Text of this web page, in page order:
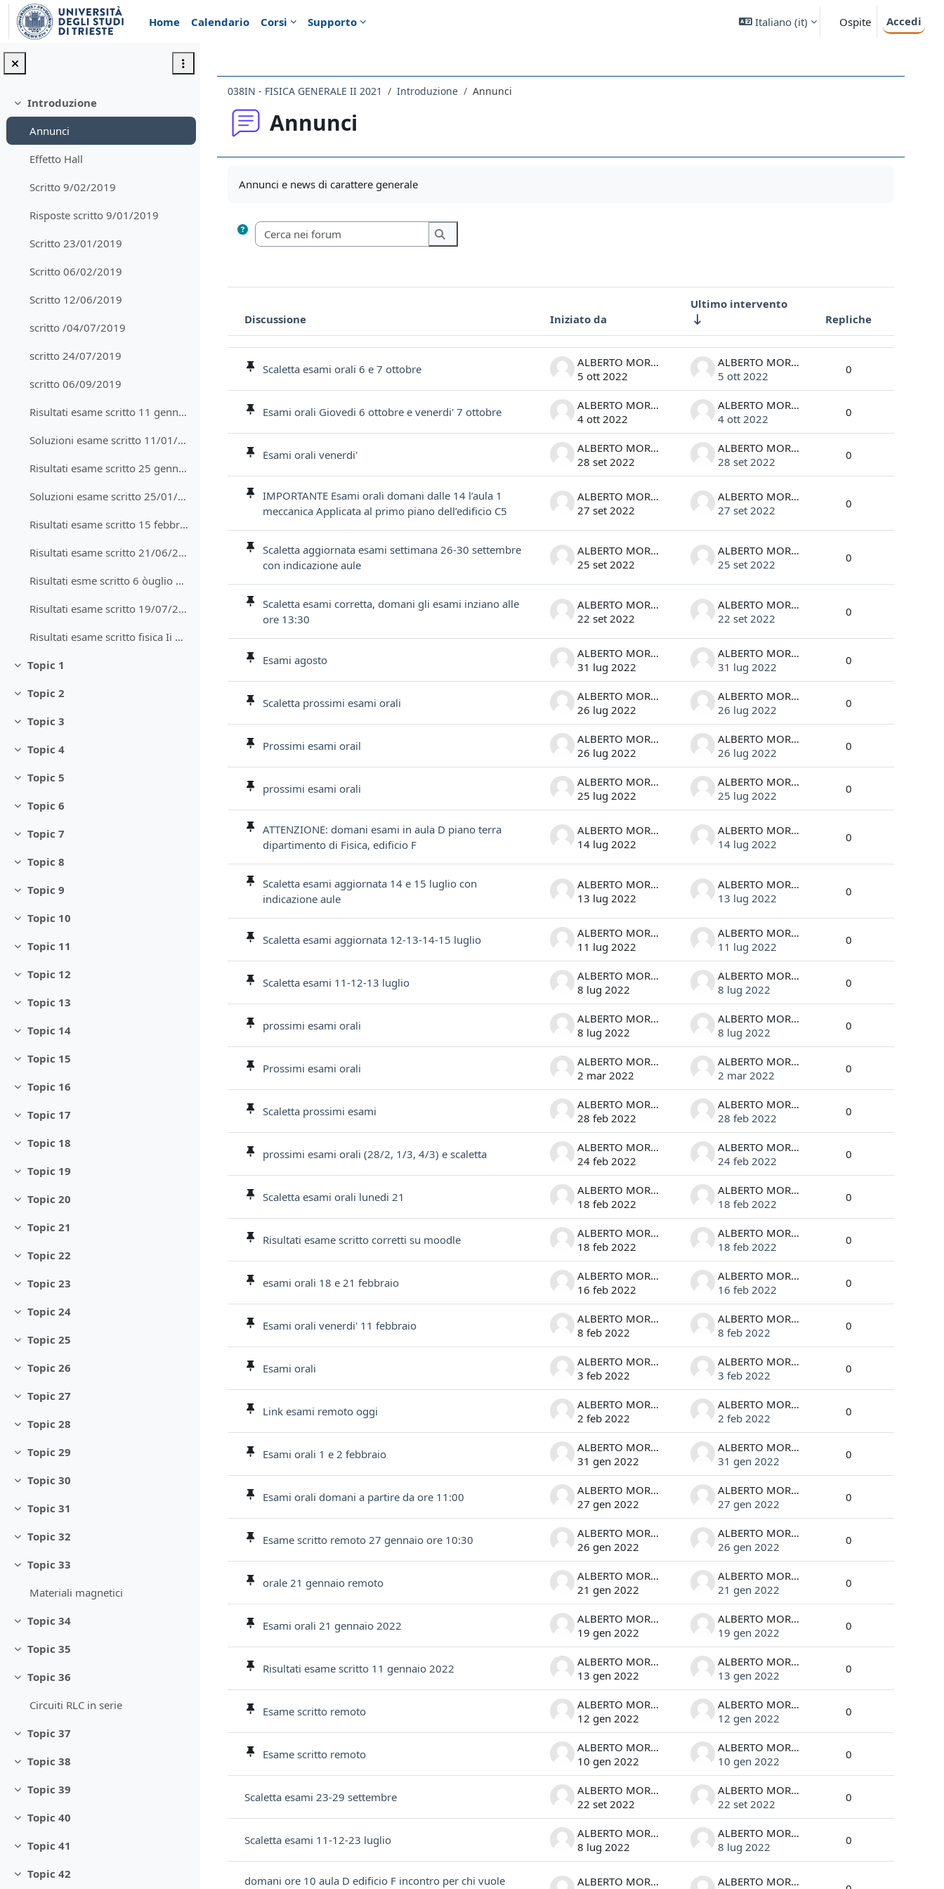
Vai al contenuto principale
Home
Calendario Corsi Supporto Italiano ‎(it)‎ Ospite Accedi
Minimizza
Introduzione
Annunci
Effetto Hall
Scritto 9/02/2019
Risposte scritto 9/01/2019
Scritto 23/01/2019
Scritto 06/02/2019
Scritto 12/06/2019
scritto /04/07/2019
scritto 24/07/2019
scritto 06/09/2019
Risultati esame scritto 11 gennaio 2022
Soluzioni esame scritto 11/01/2022
Risultati esame scritto 25 gennaio 2022
Soluzioni esame scritto 25/01/2022
Risultati esame scritto 15 febbraio 2022
Risultati esame scritto 21/06/2022
Risultati esme scritto 6 òuglio 2022
Risultati esame scritto 19/07/2022
Risultati esame scritto fisica Ii 14/09/2022
Minimizza
Topic 1
Minimizza
Topic 2
Minimizza
Topic 3
Minimizza
Topic 4
Minimizza
Topic 5
Minimizza
Topic 6
Minimizza
Topic 7
Minimizza
Topic 8
Minimizza
Topic 9
Minimizza
Topic 10
Minimizza
Topic 11
Minimizza
Topic 12
Minimizza
Topic 13
Minimizza
Topic 14
Minimizza
Topic 15
Minimizza
Topic 16
Minimizza
Topic 17
Minimizza
Topic 18
Minimizza
Topic 19
Minimizza
Topic 20
Minimizza
Topic 21
Minimizza
Topic 22
Minimizza
Topic 23
Minimizza
Topic 24
Minimizza
Topic 25
Minimizza
Topic 26
Minimizza
Topic 27
Minimizza
Topic 28
Minimizza
Topic 29
Minimizza
Topic 30
Minimizza
Topic 31
Minimizza
Topic 32
Minimizza
Topic 33
Materiali magnetici
Minimizza
Topic 34
Minimizza
Topic 35
Minimizza
Topic 36
Circuiti RLC in serie
Minimizza
Topic 37
Minimizza
Topic 38
Minimizza
Topic 39
Minimizza
Topic 40
Minimizza
Topic 41
Minimizza
Topic 42
038IN - FISICA GENERALE II 2021 Introduzione Annunci
Annunci
Annunci e news di carattere generale
Cerca nei forum
Cerca nei forum
Stato
Discussione Iniziato da
Ultimo intervento
Repliche
Azioni
Scaletta esami orali 6 e 7 ottobre
ALBERTO MORGANTE
5 ott 2022
ALBERTO MORGANTE
5 ott 2022
0
Esami orali Giovedi 6 ottobre e venerdi' 7 ottobre
ALBERTO MORGANTE
4 ott 2022
ALBERTO MORGANTE
4 ott 2022
0
Esami orali venerdi'
ALBERTO MORGANTE
28 set 2022
ALBERTO MORGANTE
28 set 2022
0
IMPORTANTE Esami orali domani dalle 14 l’aula 1
meccanica Applicata al primo piano dell’edificio C5
ALBERTO MORGANTE
27 set 2022
ALBERTO MORGANTE
27 set 2022
0
Scaletta aggiornata esami settimana 26-30 settembre
con indicazione aule
ALBERTO MORGANTE
25 set 2022
ALBERTO MORGANTE
25 set 2022
0
Scaletta esami corretta, domani gli esami inziano alle
ore 13:30
ALBERTO MORGANTE
22 set 2022
ALBERTO MORGANTE
22 set 2022
0
Esami agosto
ALBERTO MORGANTE
31 lug 2022
ALBERTO MORGANTE
31 lug 2022
0
Scaletta prossimi esami orali
ALBERTO MORGANTE
26 lug 2022
ALBERTO MORGANTE
26 lug 2022
0
Prossimi esami orail
ALBERTO MORGANTE
26 lug 2022
ALBERTO MORGANTE
26 lug 2022
0
prossimi esami orali
ALBERTO MORGANTE
25 lug 2022
ALBERTO MORGANTE
25 lug 2022
0
ATTENZIONE: domani esami in aula D piano terra
dipartimento di Fisica, edificio F
ALBERTO MORGANTE
14 lug 2022
ALBERTO MORGANTE
14 lug 2022
0
Scaletta esami aggiornata 14 e 15 luglio con
indicazione aule
ALBERTO MORGANTE
13 lug 2022
ALBERTO MORGANTE
13 lug 2022
0
Scaletta esami aggiornata 12-13-14-15 luglio
ALBERTO MORGANTE
11 lug 2022
ALBERTO MORGANTE
11 lug 2022
0
Scaletta esami 11-12-13 luglio
ALBERTO MORGANTE
8 lug 2022
ALBERTO MORGANTE
8 lug 2022
0
prossimi esami orali
ALBERTO MORGANTE
8 lug 2022
ALBERTO MORGANTE
8 lug 2022
0
Prossimi esami orali
ALBERTO MORGANTE
2 mar 2022
ALBERTO MORGANTE
2 mar 2022
0
Scaletta prossimi esami
ALBERTO MORGANTE
28 feb 2022
ALBERTO MORGANTE
28 feb 2022
0
prossimi esami orali (28/2, 1/3, 4/3) e scaletta
ALBERTO MORGANTE
24 feb 2022
ALBERTO MORGANTE
24 feb 2022
0
Scaletta esami orali lunedi 21
ALBERTO MORGANTE
18 feb 2022
ALBERTO MORGANTE
18 feb 2022
0
Risultati esame scritto corretti su moodle
ALBERTO MORGANTE
18 feb 2022
ALBERTO MORGANTE
18 feb 2022
0
esami orali 18 e 21 febbraio
ALBERTO MORGANTE
16 feb 2022
ALBERTO MORGANTE
16 feb 2022
0
Esami orali venerdi' 11 febbraio
ALBERTO MORGANTE
8 feb 2022
ALBERTO MORGANTE
8 feb 2022
0
Esami orali
ALBERTO MORGANTE
3 feb 2022
ALBERTO MORGANTE
3 feb 2022
0
Link esami remoto oggi
ALBERTO MORGANTE
2 feb 2022
ALBERTO MORGANTE
2 feb 2022
0
Esami orali 1 e 2 febbraio
ALBERTO MORGANTE
31 gen 2022
ALBERTO MORGANTE
31 gen 2022
0
Esami orali domani a partire da ore 11:00
ALBERTO MORGANTE
27 gen 2022
ALBERTO MORGANTE
27 gen 2022
0
Esame scritto remoto 27 gennaio ore 10:30
ALBERTO MORGANTE
26 gen 2022
ALBERTO MORGANTE
26 gen 2022
0
orale 21 gennaio remoto
ALBERTO MORGANTE
21 gen 2022
ALBERTO MORGANTE
21 gen 2022
0
Esami orali 21 gennaio 2022
ALBERTO MORGANTE
19 gen 2022
ALBERTO MORGANTE
19 gen 2022
0
Risultati esame scritto 11 gennaio 2022
ALBERTO MORGANTE
13 gen 2022
ALBERTO MORGANTE
13 gen 2022
0
Esame scritto remoto
ALBERTO MORGANTE
12 gen 2022
ALBERTO MORGANTE
12 gen 2022
0
Esame scritto remoto
ALBERTO MORGANTE
10 gen 2022
ALBERTO MORGANTE
10 gen 2022
0
Scaletta esami 23-29 settembre
ALBERTO MORGANTE
22 set 2022
ALBERTO MORGANTE
22 set 2022
0
Scaletta esami 11-12-23 luglio
ALBERTO MORGANTE
8 lug 2022
ALBERTO MORGANTE
8 lug 2022
0
domani ore 10 aula D edificio F incontro per chi vuole
ALBERTO MORGANTE
ALBERTO MORGANTE